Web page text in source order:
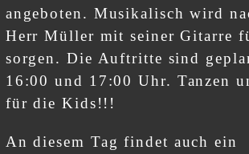
angeboten. Musikalisch wird
Herr Müller mit seiner Gitarre
sorgen. Die Auftritte sind
16:00 und 17:00 Uhr. Tanzen
für die Kids!!!
An diesem Tag findet auch ein